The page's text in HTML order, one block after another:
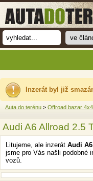
Inzerát byl již
Auta do terénu > Offroad bazar 4x4
Audi A6 Allroad 2.5
Litujeme, ale inzerát Audi
jsme pro Vás našli podobné
vozů.